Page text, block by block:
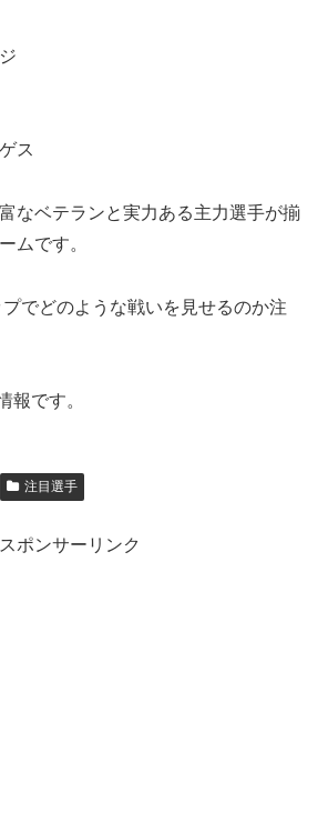
ス
なベテランと実力ある主力選手が揃
ムです。
でどのような戦いを見せるのか注
報です。
注目選手
スポンサーリンク